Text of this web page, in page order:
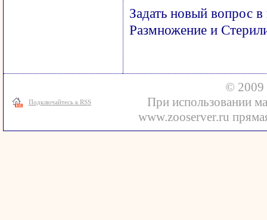
Задать новый вопрос
Размножение и
Подключайтесь к RSS
© 2009
При использовании
www.zooserver.ru